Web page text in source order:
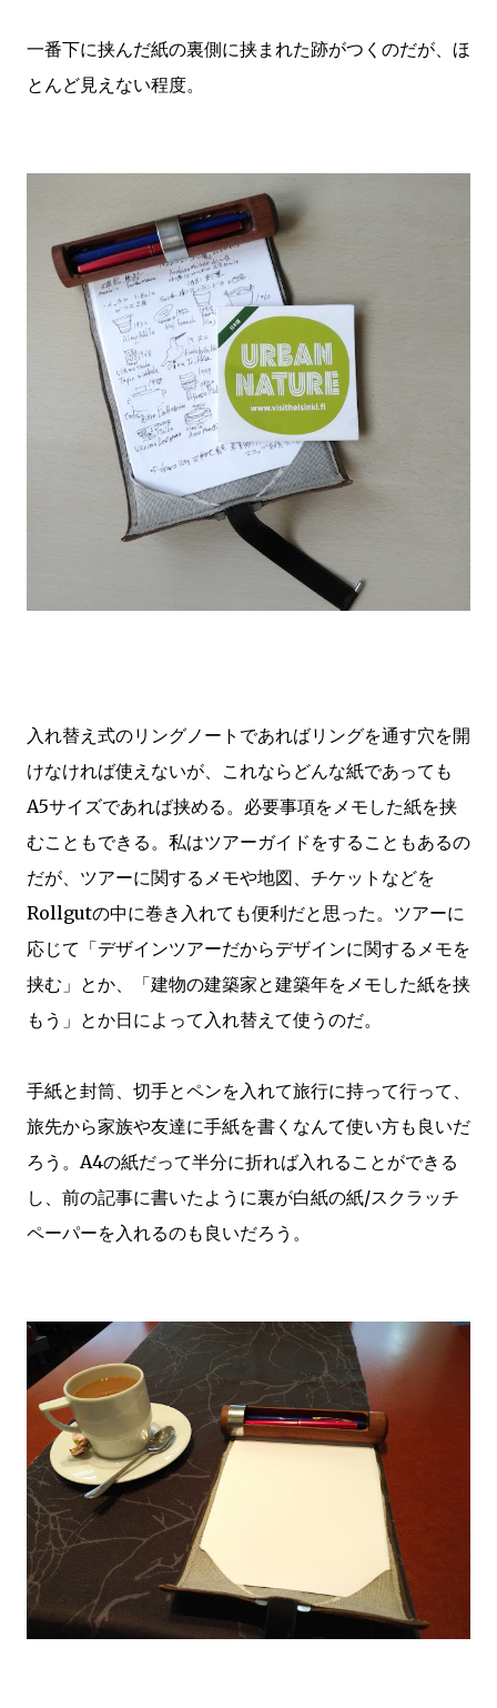
一番下に挟んだ紙の裏側に挟まれた跡がつくのだが、ほ
とんど見えない程度。
入れ替え式のリングノートであればリングを通す穴を開
けなければ使えないが、これならどんな紙であっても
A5サイズであれば挟める。必要事項をメモした紙を挟
むこともできる。私はツアーガイドをすることもあるの
だが、ツアーに関するメモや地図、チケットなどを
Rollgutの中に巻き入れても便利だと思った。ツアーに
応じて「デザインツアーだからデザインに関するメモを
挟む」とか、「建物の建築家と建築年をメモした紙を挟
もう」とか日によって入れ替えて使うのだ。
手紙と封筒、切手とペンを入れて旅行に持って行って、
旅先から家族や友達に手紙を書くなんて使い方も良いだ
ろう。A4の紙だって半分に折れば入れることができる
し、前の記事に書いたように裏が白紙の紙/スクラッチ
ペーパーを入れるのも良いだろう。